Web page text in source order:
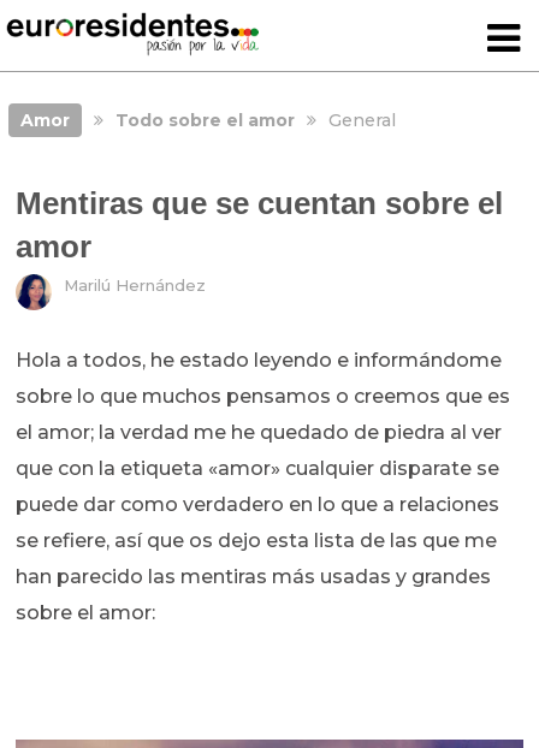
Amor Todo sobre el amor General
Mentiras que se cuentan sobre el
amor
Marilú Hernández
Hola a todos, he estado leyendo e informándome
sobre lo que muchos pensamos o creemos que es
el amor; la verdad me he quedado de piedra al ver
que con la etiqueta «amor» cualquier disparate se
puede dar como verdadero en lo que a relaciones
se refiere, así que os dejo esta lista de las que me
han parecido las mentiras más usadas y grandes
sobre el amor: